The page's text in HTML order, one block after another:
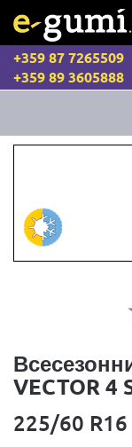
+359 87 7265509
+359 89 3605888
VECTOR 4
225/60 R16